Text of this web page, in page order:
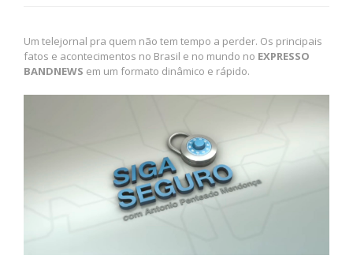
Um telejornal pra quem não tem tempo a perder. Os principais
fatos e acontecimentos no Brasil e no mundo no EXPRESSO
BANDNEWS em um formato dinâmico e rápido.